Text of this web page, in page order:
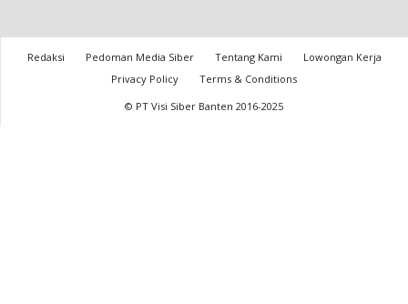
Redaksi Pedoman Media Siber Tentang Kami
Lowongan Kerja
Privacy Policy
Terms & Conditions
© PT Visi Siber Banten 2016-2025